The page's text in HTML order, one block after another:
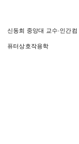
신동희 중앙대 교수·인간컴
퓨터상호작용학